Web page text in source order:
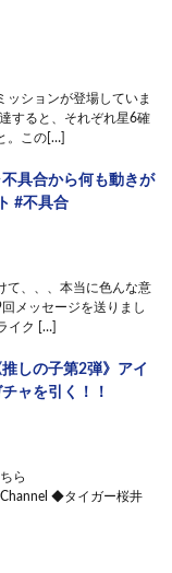
ッションが登場していま
すると、それぞれ星6確
。この[…]
具合から何も動きが
#不具合
て、、、本当に色んな意
メッセージを送りまし
イク […]
しの子第2弾》アイ
ャを引く！！
ら
◆タイガー桜井